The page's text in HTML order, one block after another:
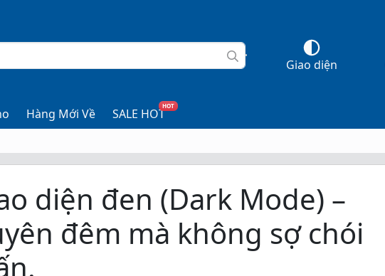
Giao diện
Hàng Mới Về SALE HOT
HOT
diện đen (Dark Mode) –
đêm mà không sợ chói